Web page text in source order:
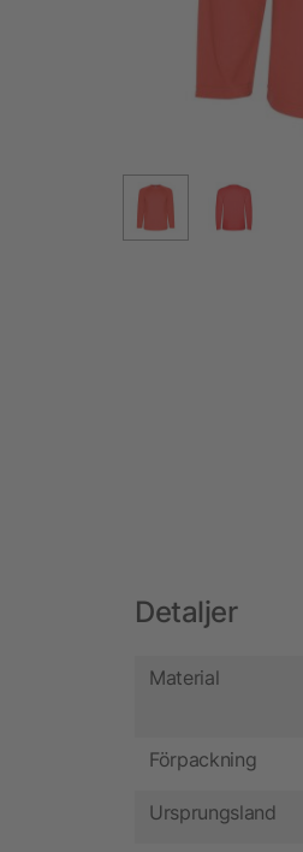
Detaljer
Material
Förpackning
Ursprungsland